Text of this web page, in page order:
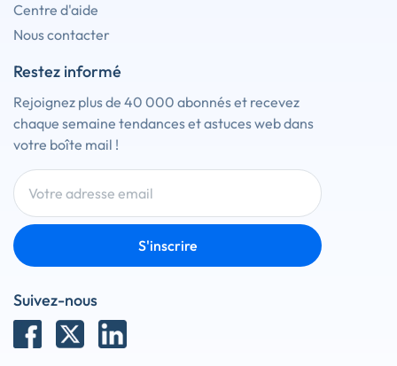
Centre d'aide
Nous contacter
Restez informé
Rejoignez plus de 40 000 abonnés et recevez
chaque semaine tendances et astuces web dans
votre boîte mail !
S'inscrire
Suivez-nous